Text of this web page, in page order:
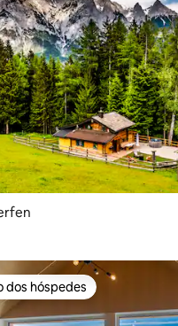
preferidos dos hóspedes
dos hóspedes